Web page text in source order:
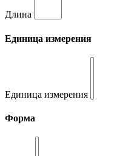
Длина
Единица измерения
Единица измерения
Форма